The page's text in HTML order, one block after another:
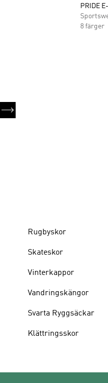
PRIDE
8 färger
Rugbyskor
Skateskor
Vinterkappor
Vandringskängor
Svarta Ryggsäckar
Klättringsskor